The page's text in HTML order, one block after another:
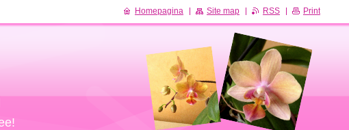
Homepagina Site map RSS Print